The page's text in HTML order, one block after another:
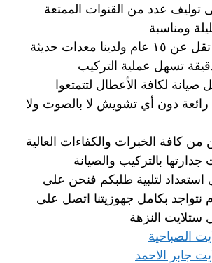
توليف عدد من القنوات الممتعة
ومناسبة
خبراتنا لا تقل عن ١٥ عام ولدينا معدات حديثة
تسهل عملية التركيب
صيانة لكافة الأعطال لتتمتعوا
دون أي تشويش لا بالصوت ولا
من كافة الخبرات والكفاءات العالية
جدارتها بالتركيب والصيانة
استعداد لتلبية طلبكم فنحن على
نتواجد بكامل جهوزيتنا اتصل على
ستلايت النزهة
الصباحية
جابر الاحمد